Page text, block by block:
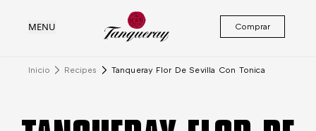
MENU Comprar
Inicio Recipes Tanqueray Flor De Sevilla Con Tonica